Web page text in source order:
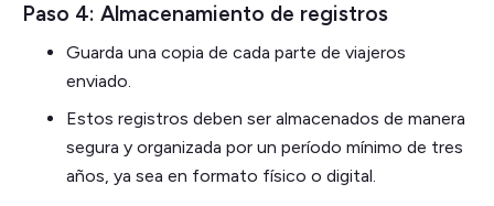
Paso 4: Almacenamiento de registros
Guarda una copia de cada parte de viajeros
enviado.
Estos registros deben ser almacenados de manera
segura y organizada por un período mínimo de tres
años, ya sea en formato físico o digital.